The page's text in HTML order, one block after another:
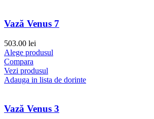
Vază Venus 7
503.00 lei
Alege produsul
Compara
Vezi produsul
Adauga in lista de dorinte
Vază Venus 3